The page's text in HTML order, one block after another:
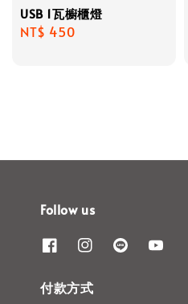
USB 1瓦櫥櫃燈
Regular
NT$ 450
Follow us
付款方式